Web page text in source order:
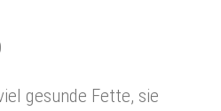
gesunde Fette, sie